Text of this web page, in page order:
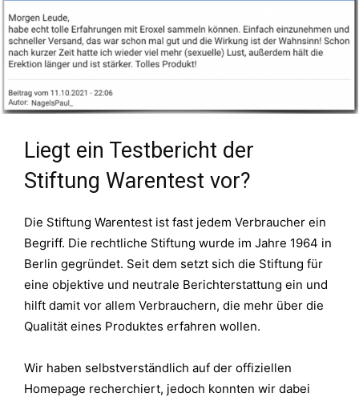
Liegt ein Testbericht der
Stiftung Warentest vor?
Die Stiftung Warentest ist fast jedem Verbraucher ein
Begriff. Die rechtliche Stiftung wurde im Jahre 1964 in
Berlin gegründet. Seit dem setzt sich die Stiftung für
eine objektive und neutrale Berichterstattung ein und
hilft damit vor allem Verbrauchern, die mehr über die
Qualität eines Produktes erfahren wollen.
Wir haben selbstverständlich auf der offiziellen
Homepage recherchiert, jedoch konnten wir dabei